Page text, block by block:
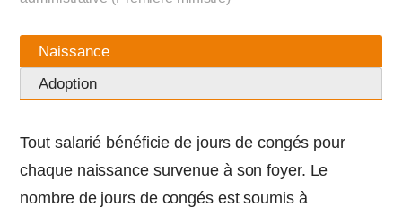
Naissance
Adoption
Tout salarié bénéficie de jours de congés pour
chaque naissance survenue à son foyer. Le
nombre de jours de congés est soumis à